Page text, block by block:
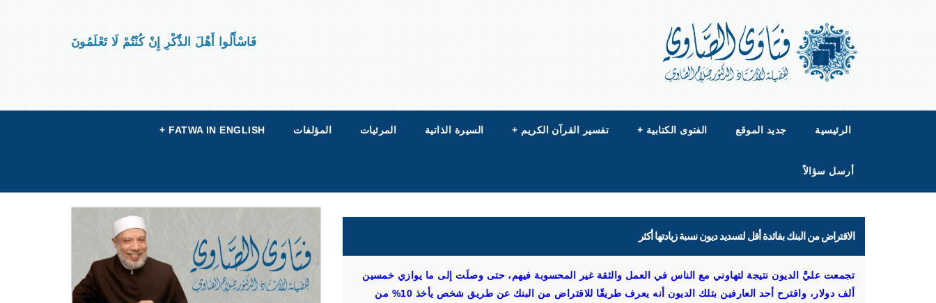
فَاسْأَلُوا أَهْلَ الذِّكْرِ إِنْ كُنْتُمْ لَا تَعْلَمُونَ
الرئيسية جديد الموقع الفتوى الكتابية + تفسير القرآن الكريم + السيرة الذاتية المرئيات المؤلفات FATWA IN ENGLISH
+
أرسل سؤالاً
الاقتراض من البنك بفائدة أقل لتسديد ديون نسبة زيادتها أكثر
تجمعت عليَّ الديون نتيجة لتهاوني مع الناس في العمل والثقة غير المحسوبة فيهم، حتى وصلَت إلى ما يوازي خمسين
ألف دولار، واقترح أحد العارفين بتلك الديون أنه يعرف طريقًا للاقتراض من البنك عن طريق شخص يأخذ 10% من